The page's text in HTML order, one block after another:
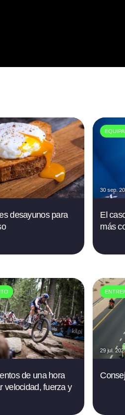
desayunos para
30 sep.
El
más
de una hora
velocidad, fuerza y
29 jul.